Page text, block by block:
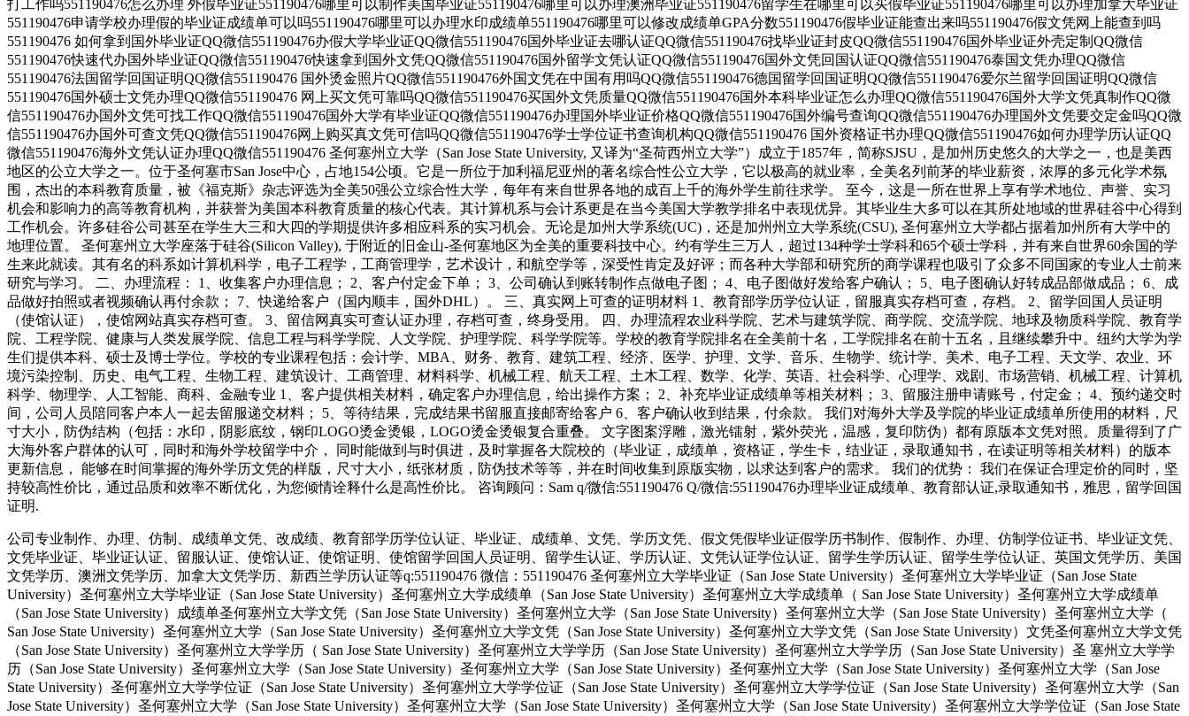
打工作吗551190476怎么办理 外假毕业证551190476哪里可以制作美国毕业证551190476哪里可以办理澳洲毕业证551190476留学生在哪里可以买假毕业证551190476哪里可以办理加拿大毕业证
551190476申请学校办理假的毕业证成绩单可以吗551190476哪里可以办理水印成绩单551190476哪里可以修改成绩单GPA分数551190476假毕业证能查出来吗551190476假文凭网上能查到吗
551190476 如何拿到国外毕业证QQ微信551190476办假大学毕业证QQ微信551190476国外毕业证去哪认证QQ微信551190476找毕业证封皮QQ微信551190476国外毕业证外壳定制QQ微信
551190476快速代办国外毕业证QQ微信551190476快速拿到国外文凭QQ微信551190476国外留学文凭认证QQ微信551190476国外文凭回国认证QQ微信551190476泰国文凭办理QQ微信
551190476法国留学回国证明QQ微信551190476 国外烫金照片QQ微信551190476外国文凭在中国有用吗QQ微信551190476德国留学回国证明QQ微信551190476爱尔兰留学回国证明QQ微信
551190476国外硕士文凭办理QQ微信551190476 网上买文凭可靠吗QQ微信551190476买国外文凭质量QQ微信551190476国外本科毕业证怎么办理QQ微信551190476国外大学文凭真制作QQ微
信551190476办国外文凭可找工作QQ微信551190476国外大学有毕业证QQ微信551190476办理国外毕业证价格QQ微信551190476国外编号查询QQ微信551190476办理国外文凭要交定金吗QQ微
信551190476办国外可查文凭QQ微信551190476网上购买真文凭可信吗QQ微信551190476学士学位证书查询机构QQ微信551190476 国外资格证书办理QQ微信551190476如何办理学历认证QQ
微信551190476海外文凭认证办理QQ微信551190476 圣何塞州立大学（San Jose State University, 又译为“圣荷西州立大学”）成立于1857年，简称SJSU，是加州历史悠久的大学之一，也是美西
地区的公立大学之一。位于圣何塞市San Jose中心，占地154公顷。它是一所位于加利福尼亚州的著名综合性公立大学，它以极高的就业率，全美名列前茅的毕业薪资，浓厚的多元化学术氛
围，杰出的本科教育质量，被《福克斯》杂志评选为全美50强公立综合性大学，每年有来自世界各地的成百上千的海外学生前往求学。 至今，这是一所在世界上享有学术地位、声誉、实习
机会和影响力的高等教育机构，并获誉为美国本科教育质量的核心代表。其计算机系与会计系更是在当今美国大学教学排名中表现优异。其毕业生大多可以在其所处地域的世界硅谷中心得到
工作机会。许多硅谷公司甚至在学生大三和大四的学期提供许多相应科系的实习机会。无论是加州大学系统(UC)，还是加州州立大学系统(CSU), 圣何塞州立大学都占据着加州所有大学中的
地理位置。 圣何塞州立大学座落于硅谷(Silicon Valley), 于附近的旧金山-圣何塞地区为全美的重要科技中心。约有学生三万人，超过134种学士学科和65个硕士学科，并有来自世界60余国的学
生来此就读。其有名的科系如计算机科学，电子工程学，工商管理学，艺术设计，和航空学等，深受性肯定及好评；而各种大学部和研究所的商学课程也吸引了众多不同国家的专业人士前来
研究与学习。 二、办理流程： 1、收集客户办理信息； 2、客户付定金下单； 3、公司确认到账转制作点做电子图； 4、电子图做好发给客户确认； 5、电子图确认好转成品部做成品； 6、成
品做好拍照或者视频确认再付余款； 7、快递给客户（国内顺丰，国外DHL）。 三、真实网上可查的证明材料 1、教育部学历学位认证，留服真实存档可查，存档。 2、留学回国人员证明
（使馆认证），使馆网站真实存档可查。 3、留信网真实可查认证办理，存档可查，终身受用。 四、办理流程农业科学院、艺术与建筑学院、商学院、交流学院、地球及物质科学院、教育学
院、工程学院、健康与人类发展学院、信息工程与科学学院、人文学院、护理学院、科学学院等。学校的教育学院排名在全美前十名，工学院排名在前十五名，且继续攀升中。纽约大学为学
生们提供本科、硕士及博士学位。学校的专业课程包括：会计学、MBA、财务、教育、建筑工程、经济、医学、护理、文学、音乐、生物学、统计学、美术、电子工程、天文学、农业、环
境污染控制、历史、电气工程、生物工程、建筑设计、工商管理、材料科学、机械工程、航天工程、土木工程、数学、化学、英语、社会科学、心理学、戏剧、市场营销、机械工程、计算机
科学、物理学、人工智能、商科、金融专业 1、客户提供相关材料，确定客户办理信息，给出操作方案； 2、补充毕业证成绩单等相关材料； 3、留服注册申请账号，付定金； 4、预约递交时
间，公司人员陪同客户本人一起去留服递交材料； 5、等待结果，完成结果书留服直接邮寄给客户 6、客户确认收到结果，付余款。 我们对海外大学及学院的毕业证成绩单所使用的材料，尺
寸大小，防伪结构（包括：水印，阴影底纹，钢印LOGO烫金烫银，LOGO烫金烫银复合重叠。 文字图案浮雕，激光镭射，紫外荧光，温感，复印防伪）都有原版本文凭对照。质量得到了广
大海外客户群体的认可，同时和海外学校留学中介， 同时能做到与时俱进，及时掌握各大院校的（毕业证，成绩单，资格证，学生卡，结业证，录取通知书，在读证明等相关材料）的版本
更新信息， 能够在时间掌握的海外学历文凭的样版，尺寸大小，纸张材质，防伪技术等等，并在时间收集到原版实物，以求达到客户的需求。 我们的优势： 我们在保证合理定价的同时，坚
持较高性价比，通过品质和效率不断优化，为您倾情诠释什么是高性价比。 咨询顾问：Sam q/微信:551190476 Q/微信:551190476办理毕业证成绩单、教育部认证,录取通知书，雅思，留学回国
证明.
公司专业制作、办理、仿制、成绩单文凭、改成绩、教育部学历学位认证、毕业证、成绩单、文凭、学历文凭、假文凭假毕业证假学历书制作、假制作、办理、仿制学位证书、毕业证文凭、
文凭毕业证、毕业证认证、留服认证、使馆认证、使馆证明、使馆留学回国人员证明、留学生认证、学历认证、文凭认证学位认证、留学生学历认证、留学生学位认证、英国文凭学历、美国
文凭学历、澳洲文凭学历、加拿大文凭学历、新西兰学历认证等q:551190476 微信：551190476 圣何塞州立大学毕业证（San Jose State University）圣何塞州立大学毕业证（San Jose State
University）圣何塞州立大学毕业证（San Jose State University）圣何塞州立大学成绩单（San Jose State University）圣何塞州立大学成绩单（ San Jose State University）圣何塞州立大学成绩单
（San Jose State University）成绩单圣何塞州立大学文凭（San Jose State University）圣何塞州立大学（San Jose State University）圣何塞州立大学（San Jose State University）圣何塞州立大学（
San Jose State University）圣何塞州立大学（San Jose State University）圣何塞州立大学文凭（San Jose State University）圣何塞州立大学文凭（San Jose State University）文凭圣何塞州立大学文凭
（San Jose State University）圣何塞州立大学学历（ San Jose State University）圣何塞州立大学学历（San Jose State University）圣何塞州立大学学历（San Jose State University）圣 塞州立大学学
历（San Jose State University）圣何塞州立大学（San Jose State University）圣何塞州立大学（San Jose State University）圣何塞州立大学（San Jose State University）圣何塞州立大学（San Jose
State University）圣何塞州立大学学位证（San Jose State University）圣何塞州立大学学位证（San Jose State University）圣何塞州立大学学位证（San Jose State University）圣何塞州立大学（San
Jose State University）圣何塞州立大学（San Jose State University）圣何塞州立大学（San Jose State University）圣何塞州立大学（San Jose State University）圣何塞州立大学学位证（San Jose State